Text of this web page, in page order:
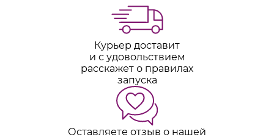
Курьер доставит
и с удовольствием
расскажет о правилах
запуска
Оставляете отзыв о нашей